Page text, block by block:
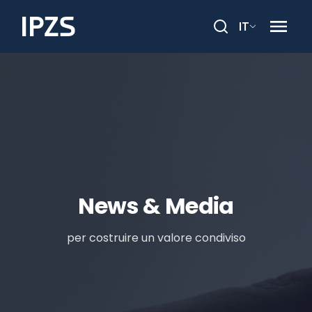
Cerca
IT
News & Media
per costruire un valore condiviso